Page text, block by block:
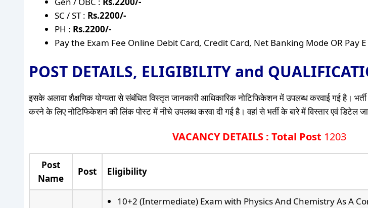
SC / ST : Rs.2200/-
PH : Rs.2200/-
Pay the Exam Fee Online Debit Card, Credit Card, Net Banking Mode OR Pay
POST DETAILS, ELIGIBILITY and
इसके अलावा शैक्षणिक योग्यता से संबंधित विस्तृत जानकारी आधिकारिक नोटिफिकेशन में उपलब्ध करवाई गई है।
करने के लिए नोटिफिकेशन की लिंक पोस्ट में नीचे उपलब्ध करवा दी गई है। वहां से भर्ती के बारे में विस्तार एवं
VACANCY DETAILS : Total Post 1203
Post
Name
Post Eligibility
10+2 (Intermediate) Exam with Physics And Chemistry As A